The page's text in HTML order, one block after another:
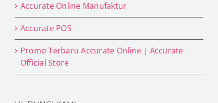
Accurate Online Manufaktur
Accurate POS
Promo Terbaru Accurate Online | Accurate
Official Store